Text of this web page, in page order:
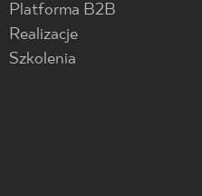
Platforma B2B
Realizacje
Szkolenia